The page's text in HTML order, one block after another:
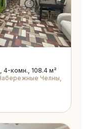
комн., 108.4 м²
Челны,